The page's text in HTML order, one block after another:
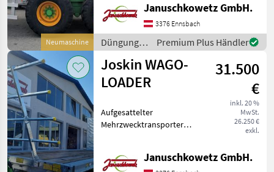
Neumaschine
Breitverteiler, hydr.
Stützfuß, gefedertes
Achsaggregat, hydr.
sperrbare Achse
Standardausrüstung: - H
Januschkowetz GmbH.
3376 Ennsbach
Düngung
und
Beregnung
/ Joskin
Premium Plus Händler
Joskin WAGO-
LOADER
31.500
€
inkl. 20 %
MwSt.
26.250 €
exkl.
Aufgesattelter
Mehrzwecktransporter
Spezialstahl Automatisches
Januschkowetz GmbH.